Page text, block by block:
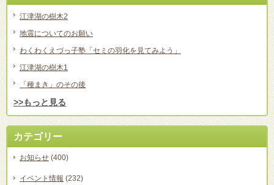
江津湖の樹木2
地震についてのお願い
わくわくえづっ子塾「セミの羽化を見てみよう」
江津湖の樹木1
「種まき」のその後
>>もっと見る
カテゴリー
お知らせ (400)
イベント情報 (232)